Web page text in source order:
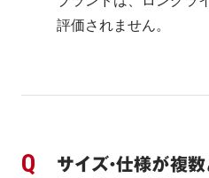
評価されません。
サイズ・仕様が複